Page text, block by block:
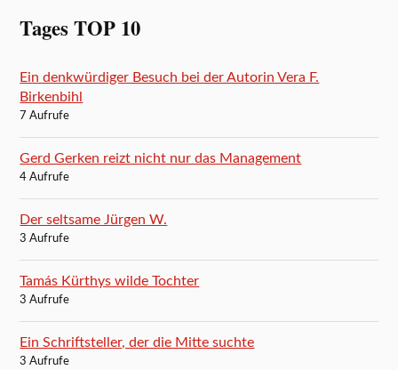
Tages TOP 10
Ein denkwürdiger Besuch bei der Autorin Vera F.
Birkenbihl
7 Aufrufe
Gerd Gerken reizt nicht nur das Management
4 Aufrufe
Der seltsame Jürgen W.
3 Aufrufe
Tamás Kürthys wilde Tochter
3 Aufrufe
Ein Schriftsteller, der die Mitte suchte
3 Aufrufe